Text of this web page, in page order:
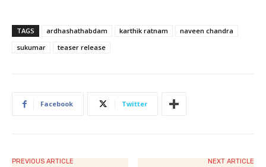
TAGS ardhashathabdam karthik ratnam
naveen chandra
sukumar
teaser release
Facebook Twitter
PREVIOUS ARTICLE NEXT ARTICLE